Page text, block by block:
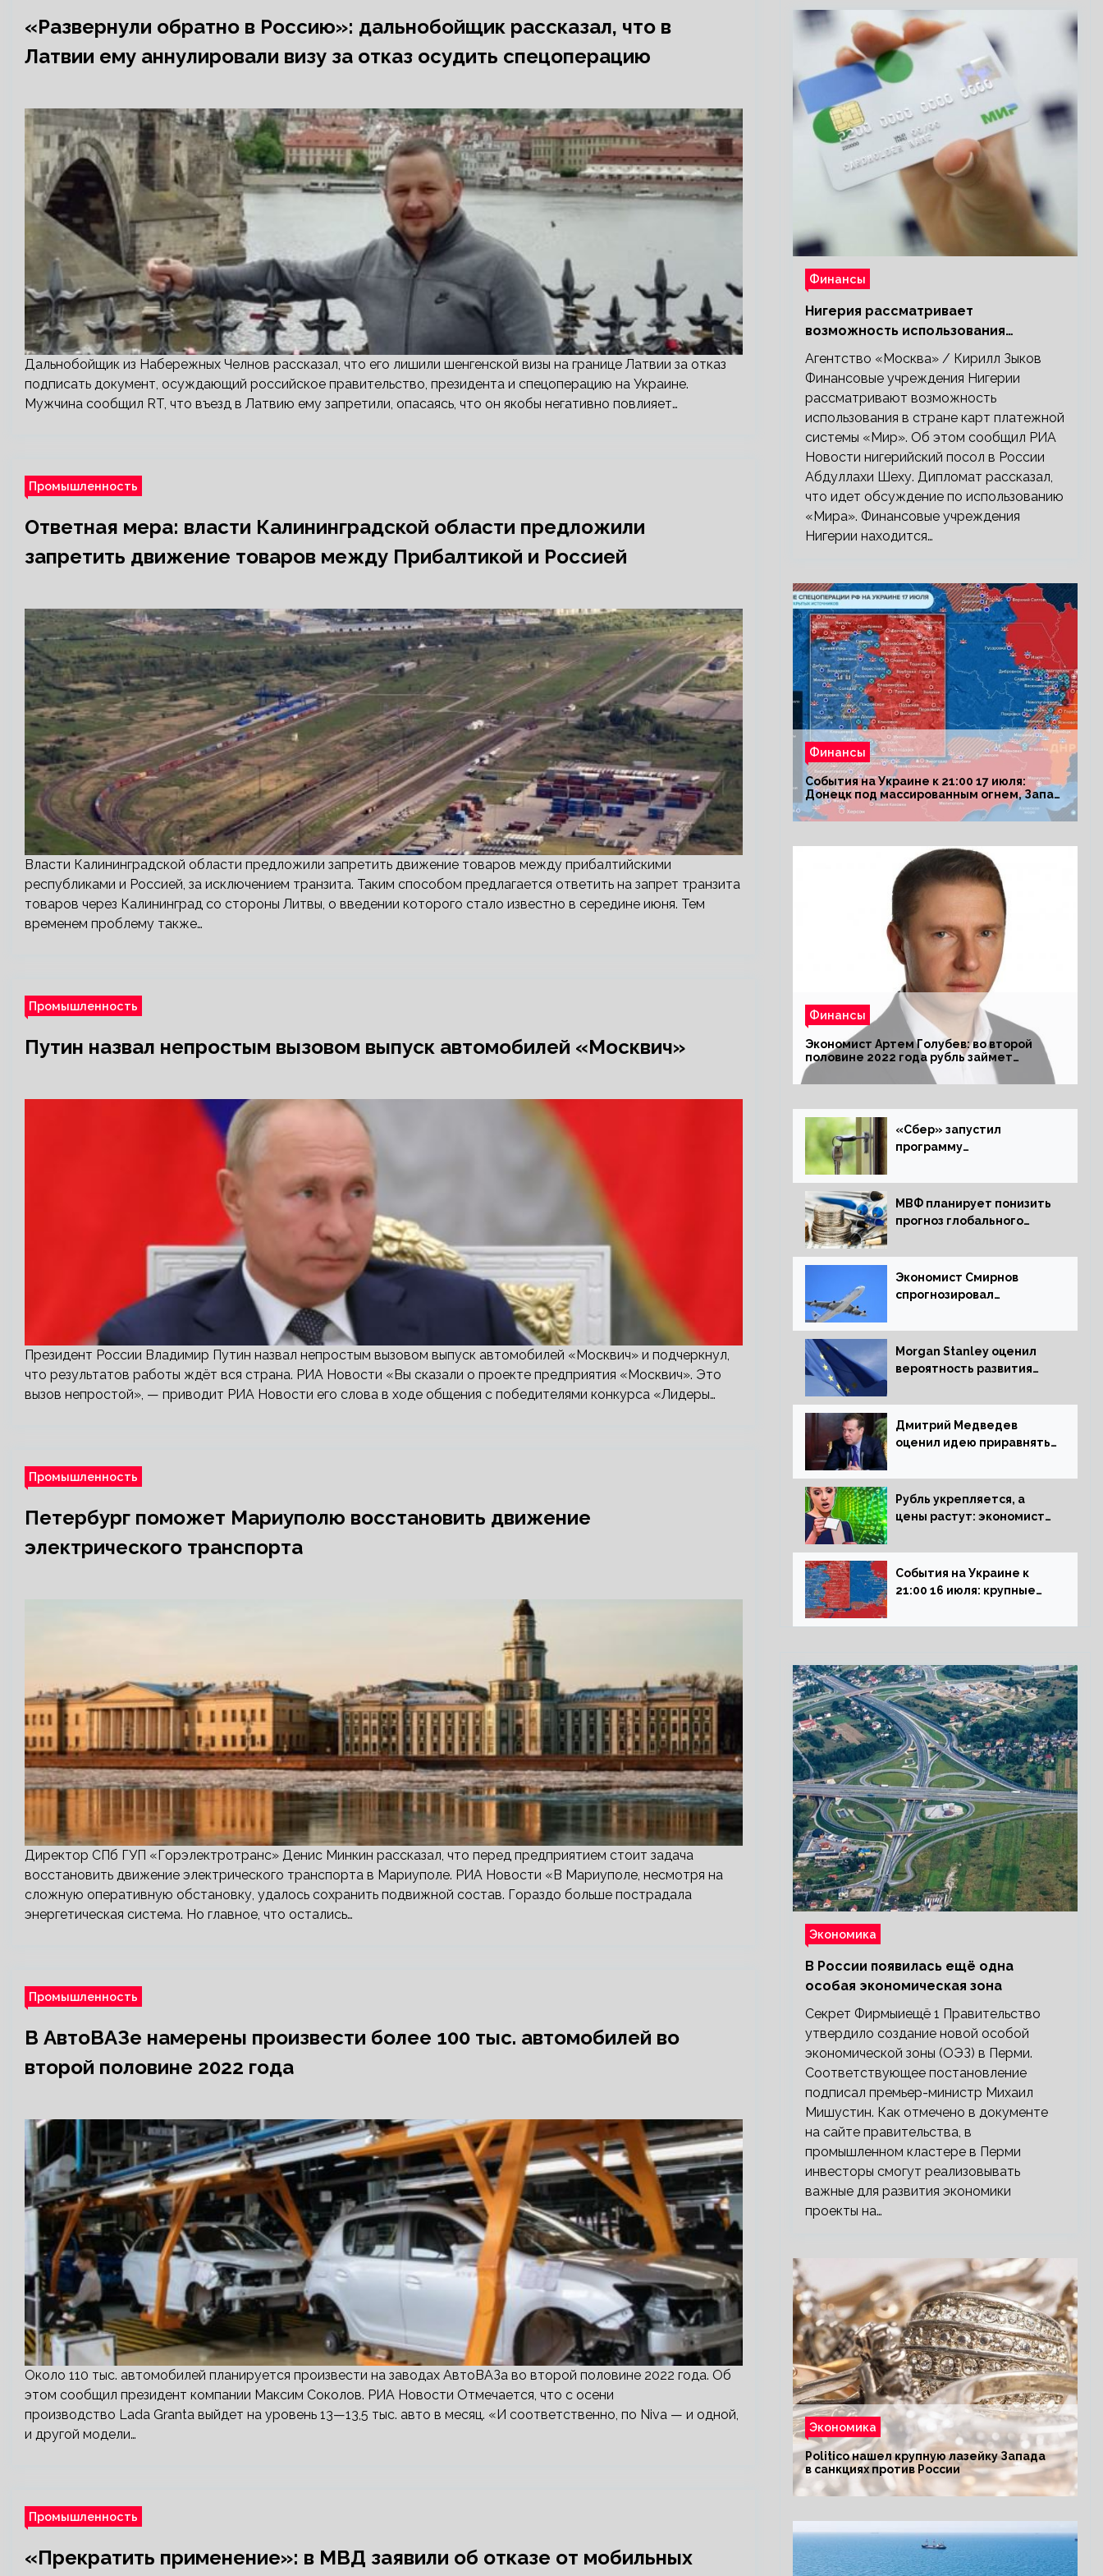
«Развернули обратно в Россию»: дальнобойщик рассказал, что в
Латвии ему аннулировали визу за отказ осудить спецоперацию
Дальнобойщик из Набережных Челнов рассказал, что его лишили шенгенской визы на границе Латвии за отказ
подписать документ, осуждающий российское правительство, президента и спецоперацию на Украине.
Мужчина сообщил RT, что въезд в Латвию ему запретили, опасаясь, что он якобы негативно повлияет…
Промышленность
Ответная мера: власти Калининградской области предложили
запретить движение товаров между Прибалтикой и Россией
Власти Калининградской области предложили запретить движение товаров между прибалтийскими
республиками и Россией, за исключением транзита. Таким способом предлагается ответить на запрет транзита
товаров через Калининград со стороны Литвы, о введении которого стало известно в середине июня. Тем
временем проблему также…
Промышленность
Путин назвал непростым вызовом выпуск автомобилей «Москвич»
Президент России Владимир Путин назвал непростым вызовом выпуск автомобилей «Москвич» и подчеркнул,
что результатов работы ждёт вся страна. РИА Новости «Вы сказали о проекте предприятия «Москвич». Это
вызов непростой», — приводит РИА Новости его слова в ходе общения с победителями конкурса «Лидеры…
Промышленность
Петербург поможет Мариуполю восстановить движение
электрического транспорта
Директор СПб ГУП «Горэлектротранс» Денис Минкин рассказал, что перед предприятием стоит задача
восстановить движение электрического транспорта в Мариуполе. РИА Новости «В Мариуполе, несмотря на
сложную оперативную обстановку, удалось сохранить подвижной состав. Гораздо больше пострадала
энергетическая система. Но главное, что остались…
Промышленность
В АвтоВАЗе намерены произвести более 100 тыс. автомобилей во
второй половине 2022 года
Около 110 тыс. автомобилей планируется произвести на заводах АвтоВАЗа во второй половине 2022 года. Об
этом сообщил президент компании Максим Соколов. РИА Новости Отмечается, что с осени
производство Lada Granta выйдет на уровень 13—13,5 тыс. авто в месяц. «И соответственно, по Niva — и одной,
и другой модели…
Промышленность
«Прекратить применение»: в МВД заявили об отказе от мобильных
Финансы
Нигерия рассматривает
возможность использования
платежной системы «Мир»
Агентство «Москва» / Кирилл Зыков
Финансовые учреждения Нигерии
рассматривают возможность
использования в стране карт платежной
системы «Мир». Об этом сообщил РИА
Новости нигерийский посол в России
Абдуллахи Шеху. Дипломат рассказал,
что идет обсуждение по использованию
«Мира». Финансовые учреждения
Нигерии находится…
Финансы
События на Украине к 21:00 17 июля:
Донецк под массированным огнем, Запад
поставил Киеву ультиматум
Финансы
Экономист Артем Голубев: во второй
половине 2022 года рубль займет
комфортный курс
«Сбер» запустил
программу
ипотечных займов
МВФ планирует понизить
прогноз глобального
следующем отчете
Экономист Смирнов
спрогнозировал
авиабилетов в России
Morgan Stanley оценил
вероятность развития
Дмитрий Медведев
оценил идею приравнять
блокадникам
Рубль укрепляется, а
цены растут: экономист
падающего доллара на
рынок РФ
События на Украине к
21:00 16 июля: крупные
Северском, Киев
Экономика
В России появилась ещё одна
особая экономическая зона
Секрет Фирмыиещё 1 Правительство
утвердило создание новой особой
экономической зоны (ОЭЗ) в Перми.
Соответствующее постановление
подписал премьер-министр Михаил
Мишустин. Как отмечено в документе
на сайте правительства, в
промышленном кластере в Перми
инвесторы смогут реализовывать
важные для развития экономики
проекты на…
Экономика
Politico нашел крупную лазейку Запада
в санкциях против России